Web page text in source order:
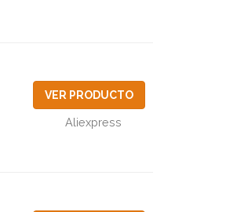
VER PRODUCTO
Aliexpress